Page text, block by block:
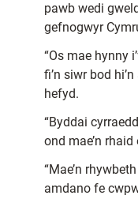
pawb wedi
gefnogwyr
“Os mae hynny
fi’n siwr bod
hefyd.
“Byddai
ond mae’n
“Mae’n
amdano fe